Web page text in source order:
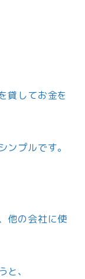
貸してお金を
プルです。
他の会社に使
、